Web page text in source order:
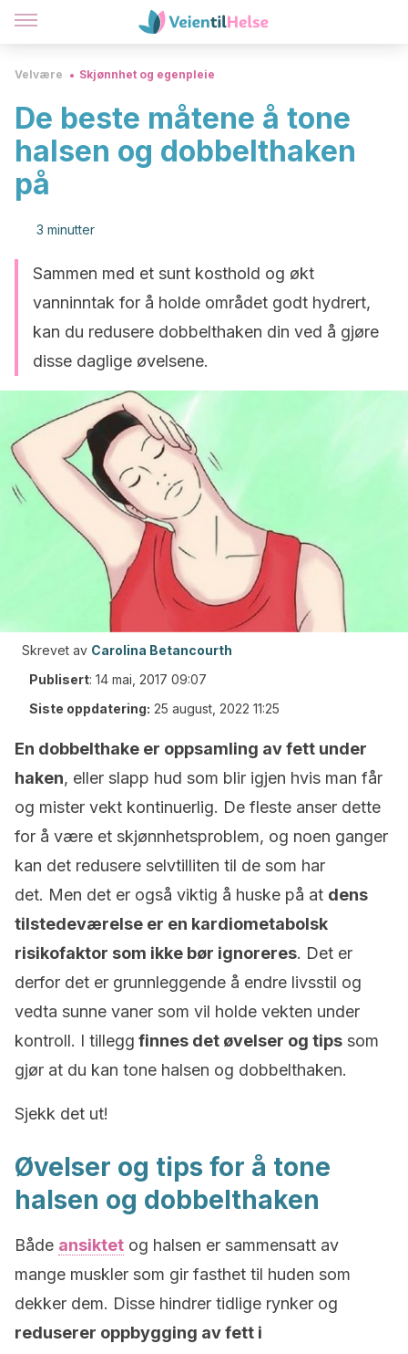
Velvære Skjønnhet og egenpleie
De beste måtene å tone
halsen og dobbelthaken
på
3 minutter
Sammen med et sunt kosthold og økt
vanninntak for å holde området godt hydrert,
kan du redusere dobbelthaken din ved å gjøre
disse daglige øvelsene.
Skrevet av Carolina Betancourth
Publisert: 14 mai, 2017 09:07
Siste oppdatering: 25 august, 2022 11:25
En dobbelthake er oppsamling av fett under
haken, eller slapp hud som blir igjen hvis man får
og mister vekt kontinuerlig. De fleste anser dette
for å være et skjønnhetsproblem, og noen ganger
kan det redusere selvtilliten til de som har
det. Men det er også viktig å huske på at dens
tilstedeværelse er en kardiometabolsk
risikofaktor som ikke bør ignoreres. Det er
derfor det er grunnleggende å endre livsstil og
vedta sunne vaner som vil holde vekten under
kontroll. I tillegg finnes det øvelser og tips som
gjør at du kan tone halsen og dobbelthaken.
Sjekk det ut!
Øvelser og tips for å tone
halsen og dobbelthaken
Både ansiktet og halsen er sammensatt av
mange muskler som gir fasthet til huden som
dekker dem. Disse hindrer tidlige rynker og
reduserer oppbygging av fett i